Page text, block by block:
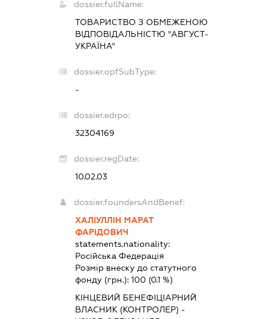
dossier.fullName:
ТОВАРИСТВО З ОБМЕЖЕНОЮ
ВІДПОВІДАЛЬНІСТЮ "АВГУСТ-
УКРАЇНА"
dossier.opfSubType:
-
dossier.edrpo:
32304169
dossier.regDate:
10.02.03
dossier.foundersAndBenef:
ХАЛІУЛЛІН МАРАТ
ФАРІДОВИЧ
statements.nationality:
Російська Федерація
Розмір внеску до статутного
фонду (грн.): 100 (0.1 %)
КІНЦЕВИЙ БЕНЕФІЦІАРНИЙ
ВЛАСНИК (КОНТРОЛЕР) -